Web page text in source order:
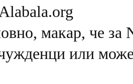
макар, че
или